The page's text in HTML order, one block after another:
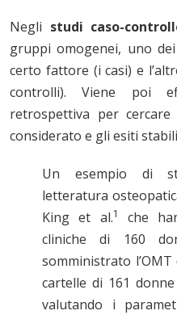
Negli studi caso-
gruppi omogenei, uno
certo fattore (i casi) e
controlli). Viene poi
retrospettiva per
considerato e gli esiti
Un esempio di
letteratura
King et al.1
che
cliniche di 160
somministrato
cartelle di 161
valutando i